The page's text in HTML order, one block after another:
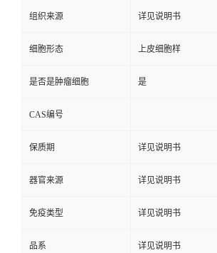
组织来源 详见说明书
细胞形态 上皮细胞样
是否是肿瘤细胞 是
CAS编号
保质期 详见说明书
器官来源 详见说明书
免疫类型 详见说明书
品系 详见说明书